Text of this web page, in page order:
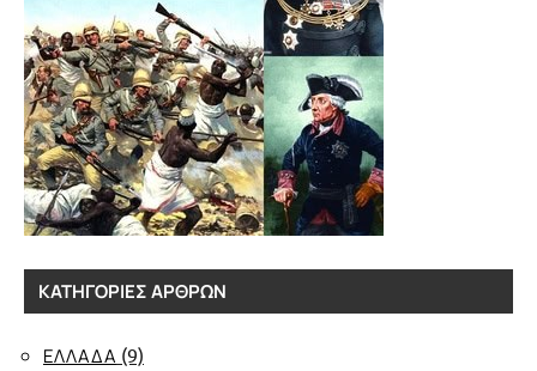
ΚΑΤΗΓΟΡΊΕΣ ΆΡΘΡΩΝ
ΕΛΛΑΔΑ (9)